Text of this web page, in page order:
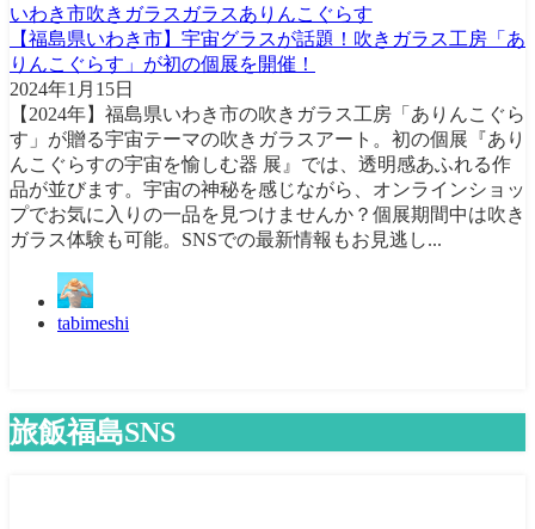
いわき市吹きガラス ガラスありんこぐらす
【福島県いわき市】宇宙グラスが話題！吹きガラス工房「あ
りんこぐらす」が初の個展を開催！
2024年1月15日
【2024年】福島県いわき市の吹きガラス工房「ありんこぐら
す」が贈る宇宙テーマの吹きガラスアート。初の個展『あり
んこぐらすの宇宙を愉しむ器 展』では、透明感あふれる作
品が並びます。宇宙の神秘を感じながら、オンラインショッ
プでお気に入りの一品を見つけませんか？個展期間中は吹き
ガラス体験も可能。SNSでの最新情報もお見逃し...
tabimeshi
旅飯福島SNS